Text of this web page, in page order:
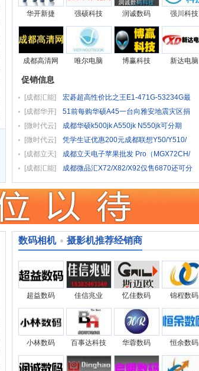
华开新捷 强硕科技 润诚数码 强川科技
成都高清网 唯尔电脑 博赢科技 新达电脑
促销信息
宏碁超高性价比之王E1-471G-53234G最
[成都汇能]
51前每购华硕A45一台向雅安地震灾区捐
[成都华开]
成都华硕k500jk A550jk N550jk可分期
[微时代云]
凭学生证优惠200元成都联想Y50/Y510/
[微时代云]
成都立天电子苹果批发 Pro（MGX72CH/
[成都立天]
成都微品汇X72/X82/X92仅售6870还可分
[成都汇能]
数码相机 摄影机推荐经销商
超益数码 佳信兆业 忆佳数码 锦程数码
小林数码 百事达科技 华蓉数码 恒余数码